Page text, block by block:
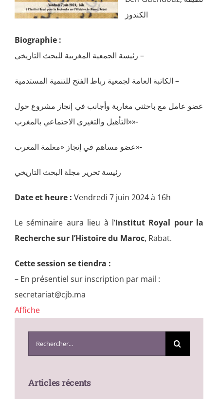
الكندوز
Biographie :
رئيسة الجمعية المغربية للبحث التاريخي –
الكاتبة العامة لجمعية رباط الفتح للتنمية المستدمية –
عضو عامل مع باحثني مغاربة وأجانب في إنجاز مشروع حول
«التأهيل والتغيري الاجتماعي بالمغرب»-
عضو مساهم في إنجاز «معلمة المغرب»-
رئيسة تحرير مجلة البحث التاريخي
Date et heure : Vendredi 7 juin 2024 à 16h
Le séminaire aura lieu à l’Institut Royal pour la
Recherche sur l’Histoire du Maroc, Rabat.
Cette session se tiendra :
– En présentiel sur inscription par mail :
secretariat@cjb.ma
Affiche
Search
for:
Articles récents